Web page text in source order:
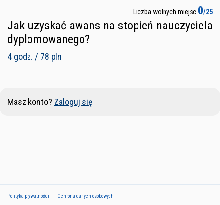
Liczba wolnych miejsc 0/25
Jak uzyskać awans na stopień nauczyciela
dyplomowanego?
4 godz. / 78 pln
Masz konto? Zaloguj się
Polityka prywatności Ochrona danych osobowych